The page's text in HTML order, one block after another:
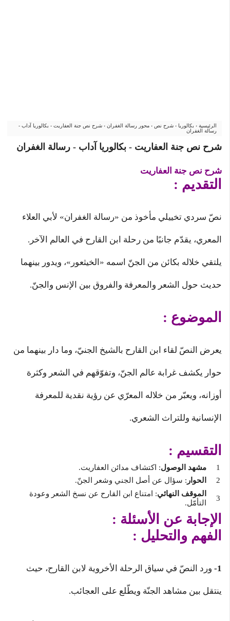
الرئيسية › بكالوريا › شرح نص › محور رسالة الغفران › شرح نص جنة العفاريت - بكالوريا آداب -
رسالة الغفران
شرح نص جنة العفاريت - بكالوريا آداب - رسالة الغفران
شرح نص جنة العفاريت
التقديم :
نصّ سردي تخييلي مأخوذ من «رسالة الغفران» لأبي العلاء
المعري، يقدّم جانبًا من رحلة ابن القارح في العالم الآخر.
يلتقي خلاله بكائن من الجنّ اسمه «الخيثعور»، ويدور بينهما
حديث حول الشعر والمعرفة والفروق بين الإنس والجنّ.
الموضوع :
يعرض النصّ لقاء ابن القارح بالشيخ الجنيّ، وما دار بينهما من
حوار يكشف غرابة عالم الجنّ، وتفوّقهم في الشعر وكثرة
أوزانه، ويعبّر من خلاله المعرّي عن رؤية نقدية للمعرفة
الإنسانية وللتراث الشعري.
التقسيم :
مشهد الوصول: اكتشاف مدائن العفاريت.
الحوار : سؤال عن أصل الجني وشعر الجنّ.
الموقف النهائي: امتناع ابن القارح عن نسخ الشعر وعودة
التأمّل.
الإجابة عن الأسئلة :
الفهم والتحليل :
1- ورد النصّ في سياق الرحلة الأخروية لابن القارح، حيث
ينتقل بين مشاهد الجنّة ويطّلع على العجائب.